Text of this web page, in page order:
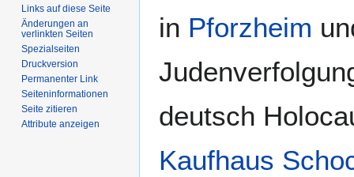
in Pforzheim
deutsch
Kaufhaus
Links auf diese Seite
Änderungen an
verlinkten Seiten
Spezialseiten
Druckversion
Permanenter Link
Seiten­­informationen
Seite zitieren
Attribute anzeigen